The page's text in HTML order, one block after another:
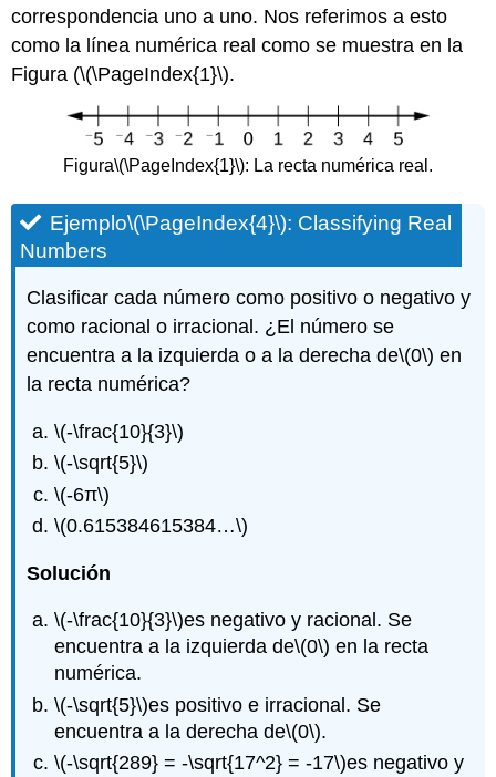
correspondencia uno a uno. Nos referimos a esto
como la línea numérica real como se muestra en la
Figura (\(\PageIndex{1}\).
Figura\(\PageIndex{1}\): La recta numérica real.
Ejemplo\(\PageIndex{4}\): Classifying Real
Numbers
Clasificar cada número como positivo o negativo y
como racional o irracional. ¿El número se
encuentra a la izquierda o a la derecha de\(0\) en
la recta numérica?
\(-\frac{10}{3}\)
\(-\sqrt{5}\)
\(-6π\)
\(0.615384615384…\)
Solución
\(-\frac{10}{3}\)es negativo y racional. Se
encuentra a la izquierda de\(0\) en la recta
numérica.
\(-\sqrt{5}\)es positivo e irracional. Se
encuentra a la derecha de\(0\).
\(-\sqrt{289} = -\sqrt{17^2} = -17\)es negativo y